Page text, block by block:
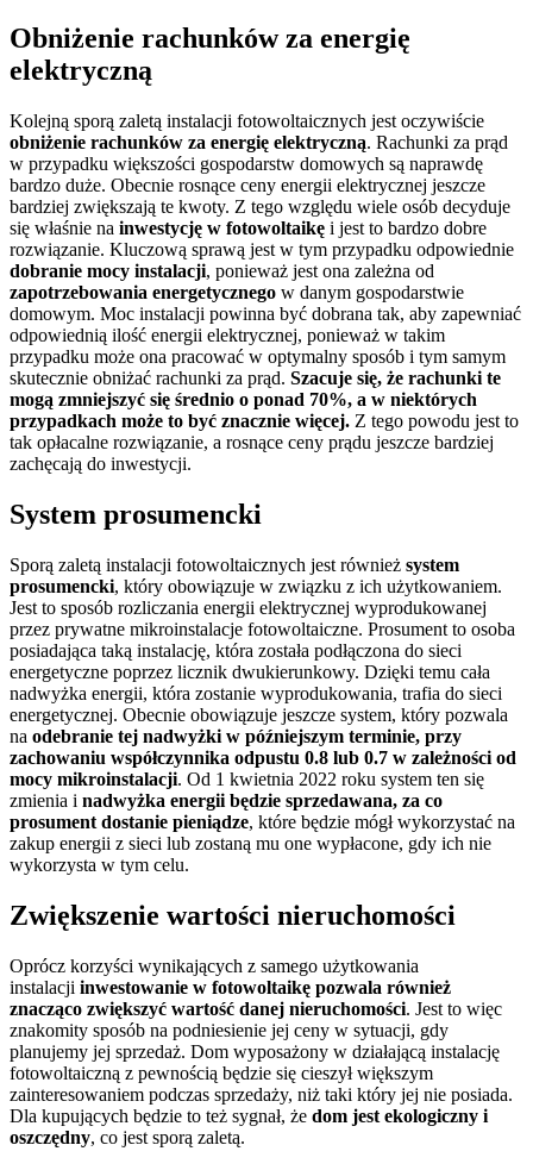
Obniżenie rachunków za energię
elektryczną
Kolejną sporą zaletą instalacji fotowoltaicznych jest oczywiście
obniżenie rachunków za energię elektryczną. Rachunki za prąd
w przypadku większości gospodarstw domowych są naprawdę
bardzo duże. Obecnie rosnące ceny energii elektrycznej jeszcze
bardziej zwiększają te kwoty. Z tego względu wiele osób decyduje
się właśnie na inwestycję w fotowoltaikę i jest to bardzo dobre
rozwiązanie. Kluczową sprawą jest w tym przypadku odpowiednie
dobranie mocy instalacji, ponieważ jest ona zależna od
zapotrzebowania energetycznego w danym gospodarstwie
domowym. Moc instalacji powinna być dobrana tak, aby zapewniać
odpowiednią ilość energii elektrycznej, ponieważ w takim
przypadku może ona pracować w optymalny sposób i tym samym
skutecznie obniżać rachunki za prąd. Szacuje się, że rachunki te
mogą zmniejszyć się średnio o ponad 70%, a w niektórych
przypadkach może to być znacznie więcej. Z tego powodu jest to
tak opłacalne rozwiązanie, a rosnące ceny prądu jeszcze bardziej
zachęcają do inwestycji.
System prosumencki
Sporą zaletą instalacji fotowoltaicznych jest również system
prosumencki, który obowiązuje w związku z ich użytkowaniem.
Jest to sposób rozliczania energii elektrycznej wyprodukowanej
przez prywatne mikroinstalacje fotowoltaiczne. Prosument to osoba
posiadająca taką instalację, która została podłączona do sieci
energetyczne poprzez licznik dwukierunkowy. Dzięki temu cała
nadwyżka energii, która zostanie wyprodukowania, trafia do sieci
energetycznej. Obecnie obowiązuje jeszcze system, który pozwala
na odebranie tej nadwyżki w późniejszym terminie, przy
zachowaniu współczynnika odpustu 0.8 lub 0.7 w zależności od
mocy mikroinstalacji. Od 1 kwietnia 2022 roku system ten się
zmienia i nadwyżka energii będzie sprzedawana, za co
prosument dostanie pieniądze, które będzie mógł wykorzystać na
zakup energii z sieci lub zostaną mu one wypłacone, gdy ich nie
wykorzysta w tym celu.
Zwiększenie wartości nieruchomości
Oprócz korzyści wynikających z samego użytkowania
instalacji inwestowanie w fotowoltaikę pozwala również
znacząco zwiększyć wartość danej nieruchomości. Jest to więc
znakomity sposób na podniesienie jej ceny w sytuacji, gdy
planujemy jej sprzedaż. Dom wyposażony w działającą instalację
fotowoltaiczną z pewnością będzie się cieszył większym
zainteresowaniem podczas sprzedaży, niż taki który jej nie posiada.
Dla kupujących będzie to też sygnał, że dom jest ekologiczny i
oszczędny, co jest sporą zaletą.